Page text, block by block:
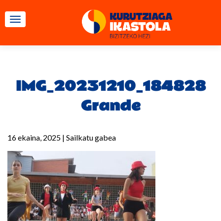
TOGGLE NAVIGATION
IMG_20231210_184828
Grande
16 ekaina, 2025 | Sailkatu gabea